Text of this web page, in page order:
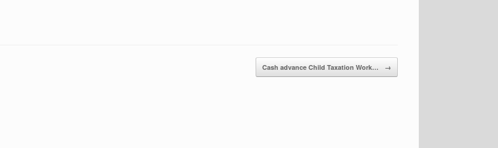
Cash advance Child Taxation Work… →